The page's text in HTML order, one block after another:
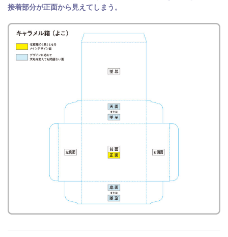
接着部分が正面から見えてしまう。